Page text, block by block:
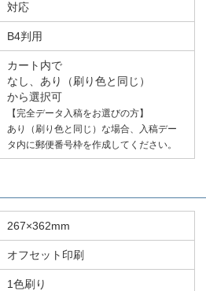
対応
B4判用
カート内で
なし、あり（刷り色と同じ）
から選択可
【完全データ入稿をお選びの方】
あり（刷り色と同じ）な場合、入稿デー
タ内に郵便番号枠を作成してください。
267×362mm
オフセット印刷
1色刷り